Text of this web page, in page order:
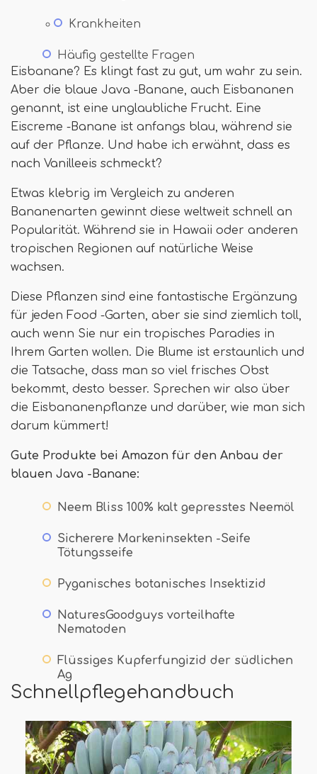
Krankheiten
Häufig gestellte Fragen
Eisbanane? Es klingt fast zu gut, um wahr zu sein.
Aber die blaue Java -Banane, auch Eisbananen
genannt, ist eine unglaubliche Frucht. Eine
Eiscreme -Banane ist anfangs blau, während sie
auf der Pflanze. Und habe ich erwähnt, dass es
nach Vanilleeis schmeckt?
Etwas klebrig im Vergleich zu anderen
Bananenarten gewinnt diese weltweit schnell an
Popularität. Während sie in Hawaii oder anderen
tropischen Regionen auf natürliche Weise
wachsen.
Diese Pflanzen sind eine fantastische Ergänzung
für jeden Food -Garten, aber sie sind ziemlich toll,
auch wenn Sie nur ein tropisches Paradies in
Ihrem Garten wollen. Die Blume ist erstaunlich und
die Tatsache, dass man so viel frisches Obst
bekommt, desto besser. Sprechen wir also über
die Eisbananenpflanze und darüber, wie man sich
darum kümmert!
Gute Produkte bei Amazon für den Anbau der
blauen Java -Banane:
Neem Bliss 100% kalt gepresstes Neemöl
Sicherere Markeninsekten -Seife
Tötungsseife
Pyganisches botanisches Insektizid
NaturesGoodguys vorteilhafte
Nematoden
Flüssiges Kupferfungizid der südlichen
Ag
Schnellpflegehandbuch